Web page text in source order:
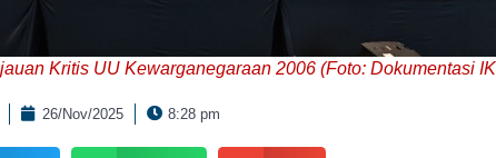
Kritis UU Kewarganegaraan 2006 (Foto: Dokumentasi
26/Nov/2025 8:28 pm